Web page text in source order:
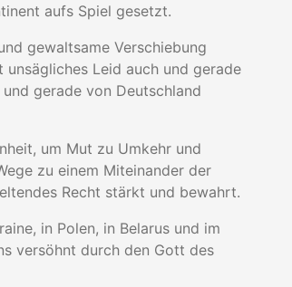
aufs Spiel gesetzt.
gewaltsame Verschiebung
Leid auch und gerade
gerade von Deutschland
um Mut zu Umkehr und
zu einem Miteinander der
Recht stärkt und bewahrt.
in Polen, in Belarus und im
versöhnt durch den Gott des